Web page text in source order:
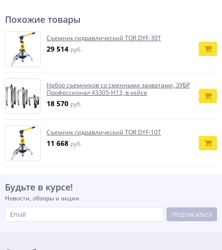
Похожие товары
Съемник гидравлический TOR DYF-30T
29 514 руб.
Набор съемников со сменными захватами, ЗУБР
Профессионал 43305-H13, в кейсе
18 570 руб.
Съемник гидравлический TOR DYF-10T
11 668 руб.
Будьте в курсе!
Новости, обзоры и акции
ПОДПИСАТЬСЯ